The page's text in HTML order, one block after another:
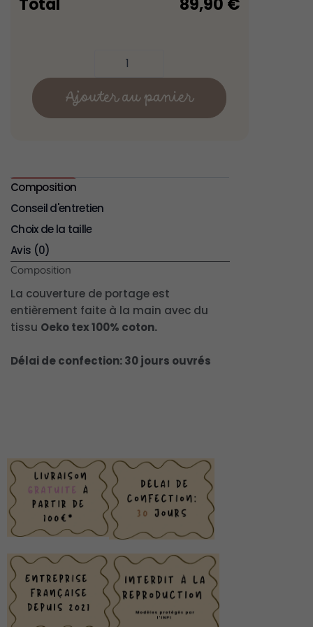
Ajouter au panier
Composition
Conseil d'entretien
Choix de la taille
Avis (0)
Composition
La couverture de portage est
entièrement faite à la main avec du
tissu Oeko tex 100% coton.
Délai de confection: 30 jours ouvrés